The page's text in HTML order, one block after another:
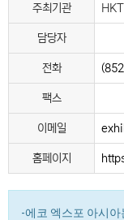
주최기관
담당자
전화
팩스
이메일
홈페이지
-에코 엑스포 아시